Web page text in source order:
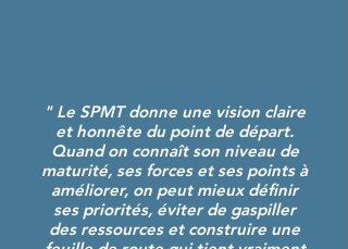
" Le SPMT donne une vision claire
et honnête du point de départ.
Quand on connaît son niveau de
maturité, ses forces et ses points à
améliorer, on peut mieux définir
ses priorités, éviter de gaspiller
des ressources et construire une